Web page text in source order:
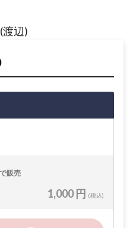
(渡辺)
販売
1,000 円 (税込)